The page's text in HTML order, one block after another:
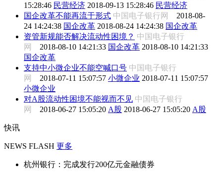
15:28:46 民营经济 2018-09-13 15:28:46 民营经济
国企改革不能再流于形式 中国电子银行网 2018-08-
24 14:24:38 国企改革 2018-08-24 14:24:38 国企改革
资管新规能否解决流动性困境？ 中国电子银行
网 2018-08-10 14:21:33 国企改革 2018-08-10 14:21:33
国企改革
支持中小微企业不能空喊口号 中国电子银行
网 2018-07-11 15:07:57 小微企业 2018-07-11 15:07:57
小微企业
对A股流动性困境不能视而不见 中国电子银行
网 2018-06-27 15:05:20 A股 2018-06-27 15:05:20 A股
快讯
NEWS FLASH 更多
杭州银行：完成发行200亿元金融债券